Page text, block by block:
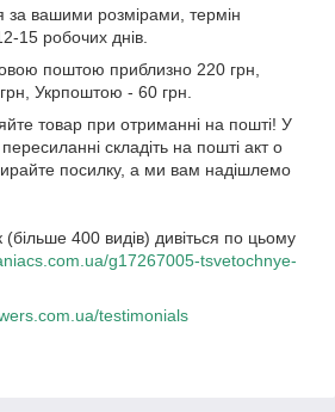
за вашими розмірами, термін
15 робочих днів.
поштою приблизно 220 грн,
Укрпоштою - 60 грн.
товар при отриманні на пошті! У
складіть на пошті акт о
посилку, а ми вам надішлемо
(більше 400 видів) дивіться по цьому
g17267005-tsvetochnye-
testimonials